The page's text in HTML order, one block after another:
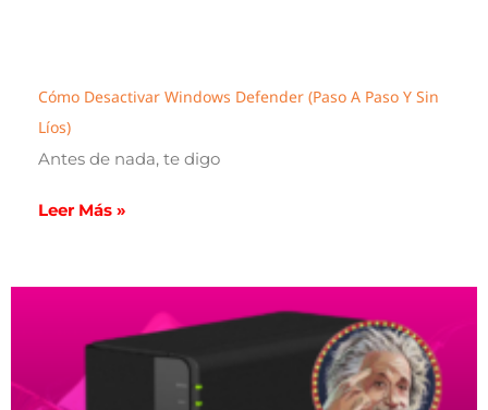
Cómo Desactivar Windows Defender (paso A Paso Y Sin
Líos)
Antes de nada, te digo
Leer Más »